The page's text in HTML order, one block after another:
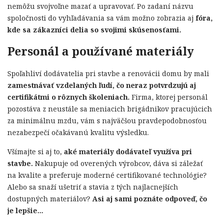
nemôžu svojvoľne mazať a upravovať. Po zadaní názvu
spoločnosti do vyhľadávania sa vám možno zobrazia aj fóra,
kde sa zákazníci delia so svojimi skúsenosťami.
Personál a používané materiály
Spoľahliví dodávatelia pri stavbe a renovácii domu by mali
zamestnávať vzdelaných ľudí, čo neraz potvrdzujú aj
certifikátmi o rôznych školeniach. Firma, ktorej personál
pozostáva z neustále sa meniacich brigádnikov pracujúcich
za minimálnu mzdu, vám s najväčšou pravdepodobnosťou
nezabezpečí očakávanú kvalitu výsledku.
Všímajte si aj to, aké materiály dodávateľ využíva pri
stavbe. Nakupuje od overených výrobcov, dáva si záležať
na kvalite a preferuje moderné certifikované technológie?
Alebo sa snaží ušetriť a stavia z tých najlacnejších
dostupných materiálov? Asi aj sami poznáte odpoveď, čo
je lepšie…